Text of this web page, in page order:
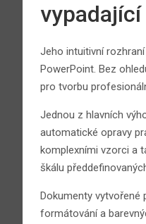
Jeho intuitivní
PowerPoint. Bez
pro tvorbu
Jednou z hlavních
automatické opravy
komplexními vzorci a
škálu
Dokumenty
formátování a